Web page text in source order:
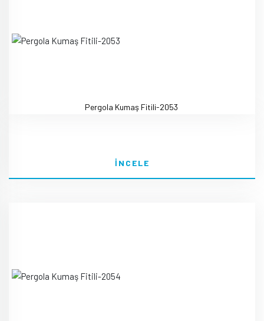
Pergola Kumaş Fitili-2053
İNCELE